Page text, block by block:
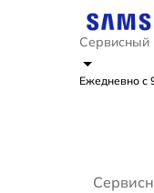
Сервисный
Ежедневно с